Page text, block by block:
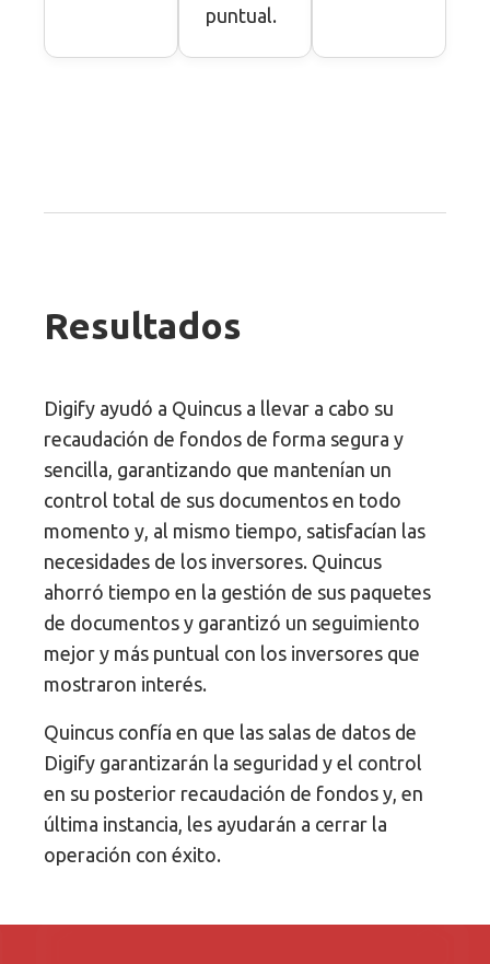
puntual.
Resultados
Digify ayudó a Quincus a llevar a cabo su
recaudación de fondos de forma segura y
sencilla, garantizando que mantenían un
control total de sus documentos en todo
momento y, al mismo tiempo, satisfacían las
necesidades de los inversores. Quincus
ahorró tiempo en la gestión de sus paquetes
de documentos y garantizó un seguimiento
mejor y más puntual con los inversores que
mostraron interés.
Quincus confía en que las salas de datos de
Digify garantizarán la seguridad y el control
en su posterior recaudación de fondos y, en
última instancia, les ayudarán a cerrar la
operación con éxito.